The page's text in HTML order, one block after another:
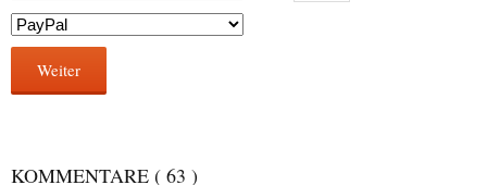
Weiter
KOMMENTARE ( 63 )